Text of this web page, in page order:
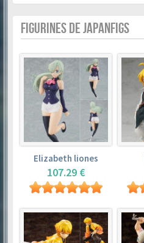
FIGURINES DE JAPANFIGS
Elizabeth liones
107.29 €